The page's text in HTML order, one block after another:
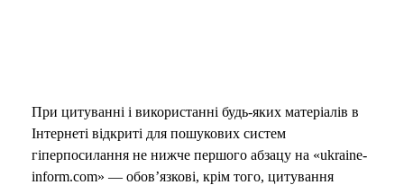
При цитуванні і використанні будь-яких матеріалів в
Інтернеті відкриті для пошукових систем
гіперпосилання не нижче першого абзацу на «ukraine-
inform.com» — обов’язкові, крім того, цитування